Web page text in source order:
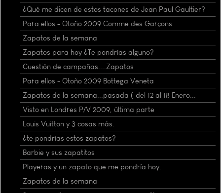
¿Qué me dicen de estos tacones de Jean Paul Gaultier?
Para ellos - Otoño 2009 Comme des Garçons
Zapatos de la semana
Zapatos para hoy ¿Te pondrías alguno?
Cuestión de campañas....Zapatos
Para ellos - Otoño 2009 Bottega Veneta
Zapatos de la semana...pasada ( del 12 al 18 Enero...
Visto en Londres P/V 2009, última parte
Louis Vuitton y 3 cosas más.
¿te pondrías estos zapatos?
Barbie y sus zapatitos
Playeras y un zapato que me pondría hoy.
Zapatos de la semana